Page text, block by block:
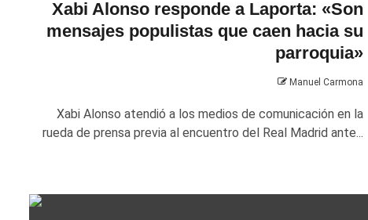
Xabi Alonso responde a Laporta: «Son
mensajes populistas que caen hacia su
parroquia»
Manuel Carmona
Xabi Alonso atendió a los medios de comunicación en la
rueda de prensa previa al encuentro del Real Madrid ante...